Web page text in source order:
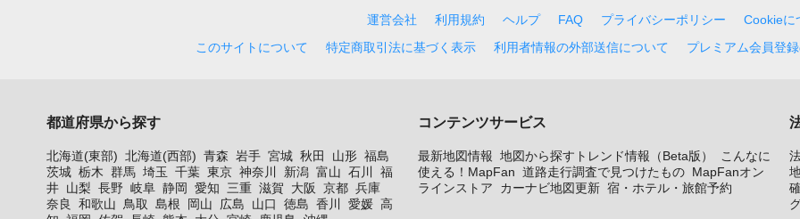
運営会社 利用規約 ヘルプ FAQ プライバシーポリシー
Cookieに
このサイトについて
特定商取引法に基づく表示 利用者情報の外部送信について プレミアム会員登
都道府県から探す
北海道(東部) 北海道(西部) 青森 岩手 宮城 秋田 山形 福島
茨城 栃木 群馬 埼玉 千葉 東京 神奈川 新潟 富山 石川
福
井 山梨 長野 岐阜 静岡 愛知 三重 滋賀 大阪 京都 兵庫
奈良
和歌山 鳥取 島根 岡山 広島 山口 徳島 香川 愛媛 高
コンテンツサービス
最新地図情報 地図から探すトレンド情報（Beta版）
こんなに
使える！MapFan 道路走行調査で見つけたもの MapFanオン
ラインストア
カーナビ地図更新 宿・ホテル・旅館予約